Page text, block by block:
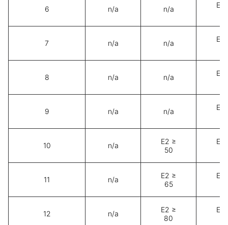
6 n/a n/a
E3
7 n/a n/a
E3
8 n/a n/a
E3
9 n/a n/a
E3
10 n/a
E2 ≥
50
E3
11 n/a
E2 ≥
65
E3
12 n/a
E2 ≥
80
E3